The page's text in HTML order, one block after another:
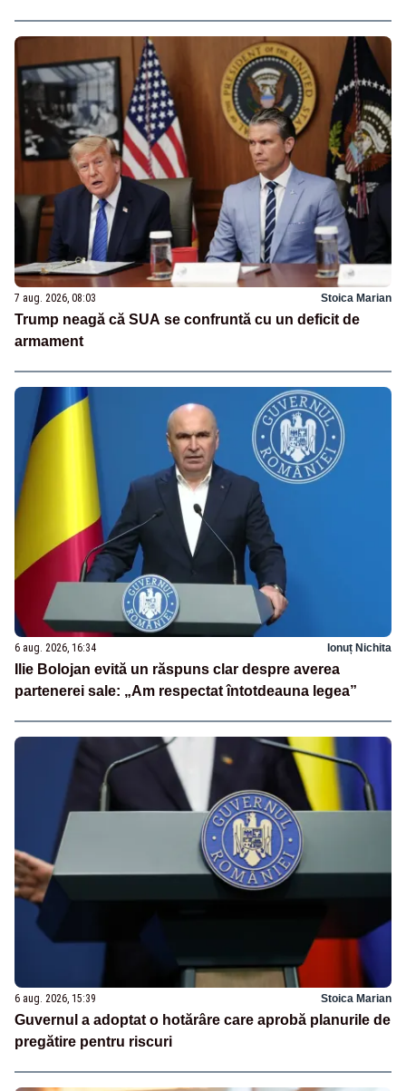
7 aug. 2026, 08:03 Stoica Marian
Trump neagă că SUA se confruntă cu un deficit de
armament
6 aug. 2026, 16:34 Ionuț Nichita
Ilie Bolojan evită un răspuns clar despre averea
partenerei sale: „Am respectat întotdeauna legea”
6 aug. 2026, 15:39 Stoica Marian
Guvernul a adoptat o hotărâre care aprobă planurile de
pregătire pentru riscuri